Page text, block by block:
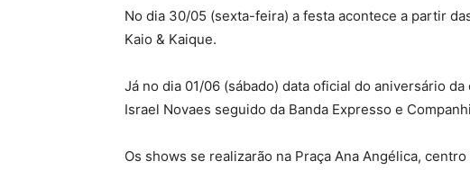
No dia 30/05 (sexta-feira) a festa acontece a partir
Kaio & Kaique.
Já no dia 01/06 (sábado) data oficial do aniversário
Israel Novaes seguido da Banda Expresso e
Os shows se realizarão na Praça Ana Angélica,